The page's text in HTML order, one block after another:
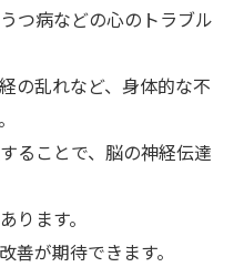
つ病などの心のトラブル
の乱れなど、身体的な不
ることで、脳の神経伝達
ります。
善が期待できます。